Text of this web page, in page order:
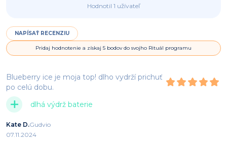
Hodnotil 1 užívateľ
NAPÍSAŤ RECENZIU
Pridaj hodnotenie a získaj 5 bodov do svojho Rituál programu
Blueberry ice je moja top! dlho vydrží prichuť
po celú dobu.
dlhá výdrž baterie
Kate D.Gudvio
07.11.2024